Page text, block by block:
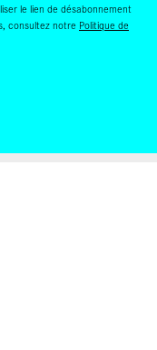
le lien de désabonnement
consultez notre Politique de